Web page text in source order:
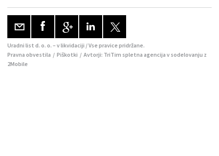
Uradni list d. o. o. – v likvidaciji / Vse pravice pridržane.
Pravna obvestila / Piškotki / Avtorji: TriTim spletna agencija v sodelovanju z
2Mobile